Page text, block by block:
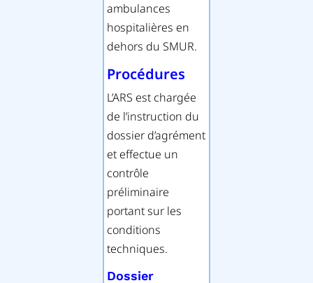
ambulances
hospitalières en
dehors du SMUR.
Procédures
L’ARS est chargée
de l’instruction du
dossier d’agrément
et effectue un
contrôle
préliminaire
portant sur les
conditions
techniques.
Dossier